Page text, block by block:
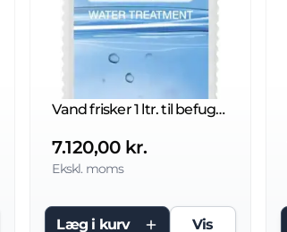
Vand frisker 1 ltr. til befugtere
7.120,00 kr.
Ekskl. moms
Læg i kurv Vis